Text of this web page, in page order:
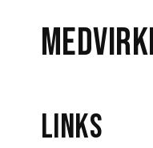
Links